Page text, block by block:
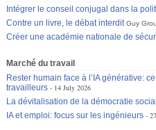
Intégrer le conseil conjugal dans la
Contre un livre, le débat interdit Guy
Créer une académie nationale de
Marché du travail
Rester humain face à l’IA générative:
travailleurs
14 July 2026
La dévitalisation de la démocratie
IA et emploi: focus sur les ingénieurs